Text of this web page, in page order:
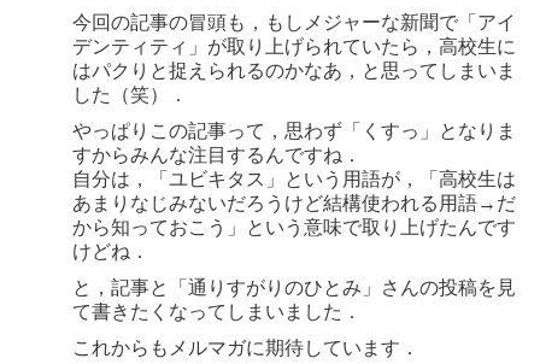
今回の記事の冒頭も，もしメジャーな新聞で「アイ
デンティティ」が取り上げられていたら，高校生に
はパクりと捉えられるのかなあ，と思ってしまいま
した（笑）．
やっぱりこの記事って，思わず「くすっ」となりま
すからみんな注目するんですね．
自分は，「ユビキタス」という用語が，「高校生は
あまりなじみないだろうけど結構使われる用語→だ
から知っておこう」という意味で取り上げたんです
けどね．
と，記事と「通りすがりのひとみ」さんの投稿を見
て書きたくなってしまいました．
これからもメルマガに期待しています．